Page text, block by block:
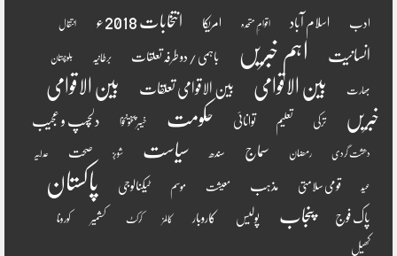
ادب اسلام آباد اقوامِ متحدہ امریکا انتخابات 2018ء انتقال
انسانیت اہم خبریں باہمی / دو طرفہ تعلقات برطانیہ بلوچستان
بھارت بین الاقوامی بین الاقوامی تعلقات
بین الاقوامی
خبریں
ترکی تعلیم توانائی حکومت خیبر پختونخوا دلچسپ و عجیب
دھشت گردی رمضان سماج سندھ سیاست شوبز صحت عدلیہ
عید قومی سلامتی مذہب معیشت موسم ٹیکنالوجی پاکستان
پاک فوج پنجاب پولیس کاروبار کالمز کرکٹ کشمیر کورونا
کھیل